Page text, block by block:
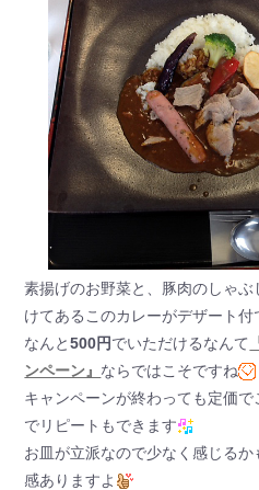
素揚げのお野菜と、豚肉のしゃ
けてあるこのカレーがデザート付
なんと500円でいただけるなんて
ンペーン』 ならではこそですね
キャンペーンが終わっても定価
でリピートもできます
お皿が立派なので少なく感じる
感ありますよ